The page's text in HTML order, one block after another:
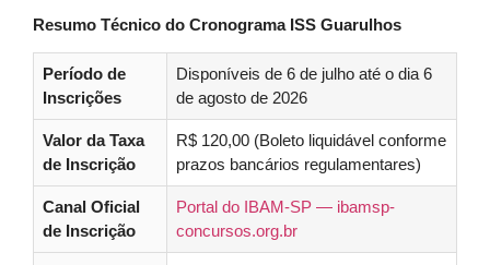
Resumo Técnico do Cronograma ISS Guarulhos
Período de
Inscrições
Disponíveis de 6 de julho até o dia 6
de agosto de 2026
Valor da Taxa
de Inscrição
R$ 120,00 (Boleto liquidável conforme
prazos bancários regulamentares)
Canal Oficial
de Inscrição
Portal do IBAM-SP — ibamsp-
concursos.org.br